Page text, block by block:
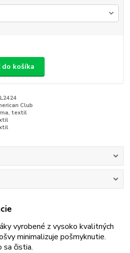
do košíka
Club
textil
vyrobené z vysoko kvalitných
minimalizuje pošmyknutie.
sa čistia.